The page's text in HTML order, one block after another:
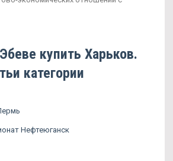
купить Харьков.
категории
Нефтеюганск